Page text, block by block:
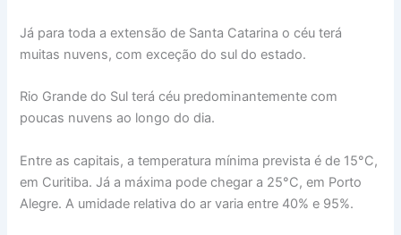
Já para toda a extensão de Santa Catarina o céu terá
muitas nuvens, com exceção do sul do estado.
Rio Grande do Sul terá céu predominantemente com
poucas nuvens ao longo do dia.
Entre as capitais, a temperatura mínima prevista é de 15°C,
em Curitiba. Já a máxima pode chegar a 25°C, em Porto
Alegre. A umidade relativa do ar varia entre 40% e 95%.